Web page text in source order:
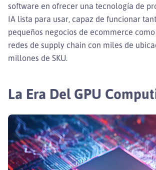
software en ofrecer una tecnología de
IA lista para usar, capaz de funcionar
pequeños negocios de ecommerce
redes de supply chain con miles de
millones de SKU.
La Era Del GPU